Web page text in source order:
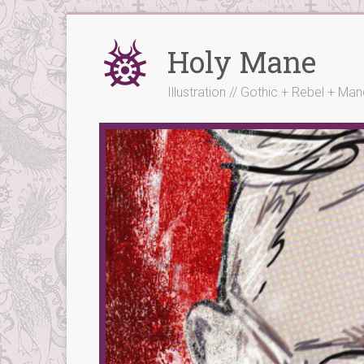
Skip
to
content
Holy Mane
Illustration // Gothic + Rebel +